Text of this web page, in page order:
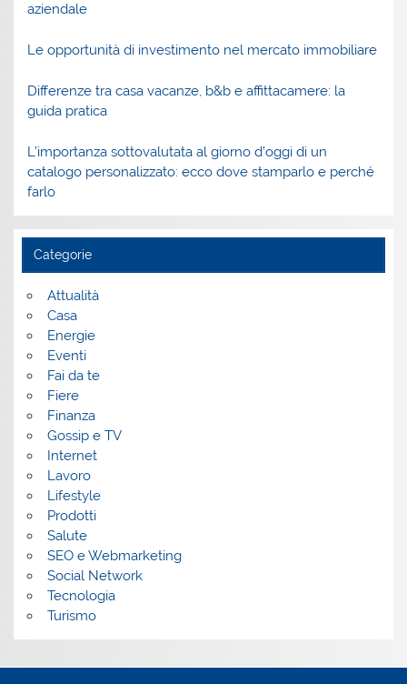
aziendale
Le opportunità di investimento nel mercato immobiliare
Differenze tra casa vacanze, b&b e affittacamere: la
guida pratica
L’importanza sottovalutata al giorno d’oggi di un
catalogo personalizzato: ecco dove stamparlo e perché
farlo
Categorie
Attualità
Casa
Energie
Eventi
Fai da te
Fiere
Finanza
Gossip e TV
Internet
Lavoro
Lifestyle
Prodotti
Salute
SEO e Webmarketing
Social Network
Tecnologia
Turismo